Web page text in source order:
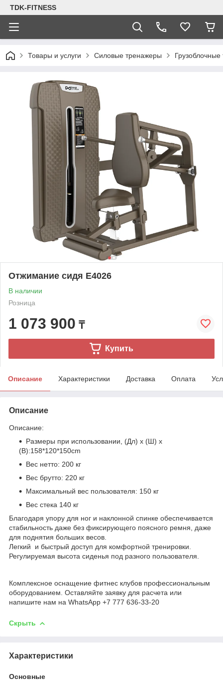
TDK-FITNESS
Товары и услуги Силовые тренажеры
Отжимание сидя E4026
В наличии
Розница
1 073 900 ₸
Купить
Описание Характеристики Доставка Оплата
Описание
Описание:
Размеры при использовании, (Дл) х (Ш) х
(В):158*120*150cm
Вес нетто: 200 кг
Вес брутто: 220 кг
Максимальный вес пользователя: 150 кг
Вес стека 140 кг
Благодаря упору для ног и наклонной спинке обеспечивается
стабильность даже без фиксирующего поясного ремня, даже
для поднятия больших весов.
Легкий и быстрый доступ для комфортной тренировки.
Регулируемая высота сиденья под разного пользователя.
Комплексное оснащение фитнес клубов профессиональным
оборудованием. Оставляйте заявку для расчета или
напишите нам на WhatsApp +7 777 636-33-20
Скрыть
Характеристики
Основные